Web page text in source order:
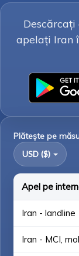
apelați Iran
Plătește pe
USD ($)
Apel pe
Iran - landline
Iran - MCI,